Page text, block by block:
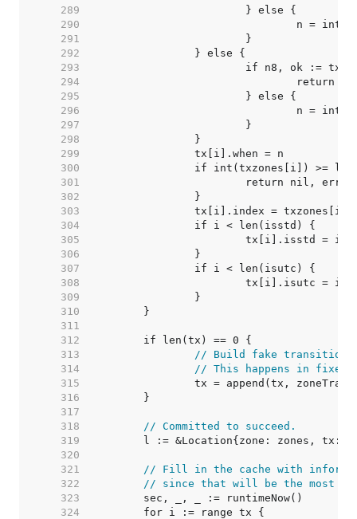
   289
   290
   291
   292
   293
   294
   295
   296
   297
   298
   299
   300
   301
   302
   303
   304
   305
   306
   307
   308
   309
   310
   311
   312
   313
// Build fake transition
   314
// This happens in fixed
   315
   316
   317
   318
// Committed to succeed.
   319
   320
   321
// Fill in the cache with
   322
// since that will be the most
   323
   324